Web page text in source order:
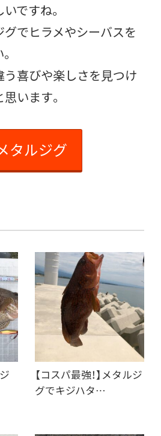
ですね。
でヒラメやシーバスを
喜びや楽しさを見つけ
います。
タルジグ
【コスパ最強！】メタルジ
グでキジハタ…